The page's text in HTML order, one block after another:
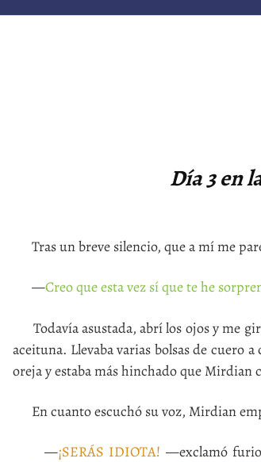
Día 3 en
Tras un breve silencio, que a mí me
—Creo que esta vez sí que te he
Todavía asustada, abrí los ojos y me
aceituna. Llevaba varias bolsas de cuero
oreja y estaba más hinchado que Mirdian
En cuanto escuchó su voz, Mirdian
—¡SERÁS IDIOTA! —exclamó